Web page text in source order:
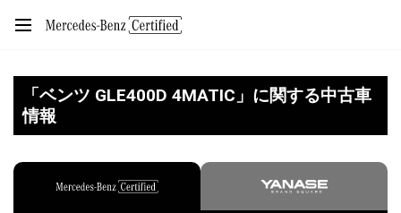
「ベンツ GLE400D 4MATIC」に関する中古車
情報